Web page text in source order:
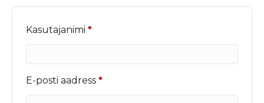
Kasutajanimi *Nõutud
E-posti aadress *Nõutud